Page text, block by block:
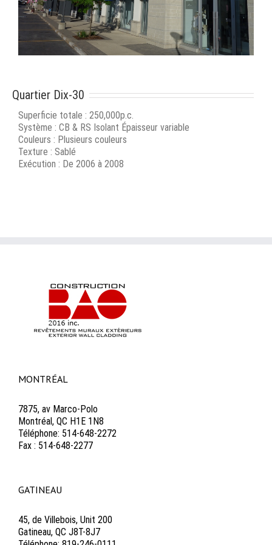
Quartier Dix-30
Superficie totale : 250,000p.c.
Système : CB & RS Isolant Épaisseur variable
Couleurs : Plusieurs couleurs
Texture : Sablé
Exécution : De 2006 à 2008
MONTRÉAL
7875, av Marco-Polo
Montréal, QC H1E 1N8
Téléphone: 514-648-2272
Fax : 514-648-2277
GATINEAU
45, de Villebois, Unit 200
Gatineau, QC J8T-8J7